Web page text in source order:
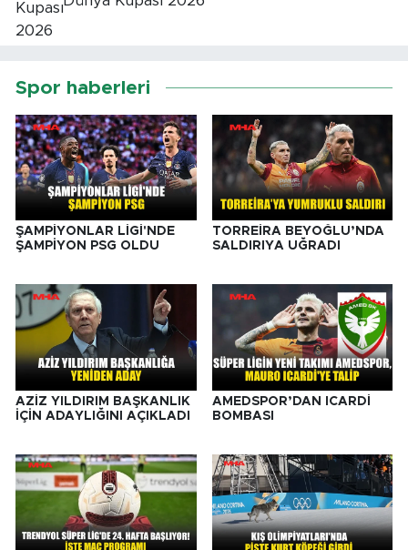
Spor haberleri
ŞAMPİYONLAR LİGİ'NDE
ŞAMPİYON PSG OLDU
TORREİRA BEYOĞLU’NDA
SALDIRIYA UĞRADI
AZİZ YILDIRIM BAŞKANLIK
İÇİN ADAYLIĞINI AÇIKLADI
AMEDSPOR’DAN ICARDİ
BOMBASI